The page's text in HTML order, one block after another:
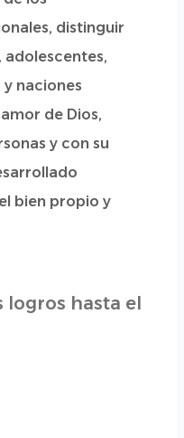
distinguir
adolescentes,
naciones
de Dios,
y con su
bien propio y
logros hasta el